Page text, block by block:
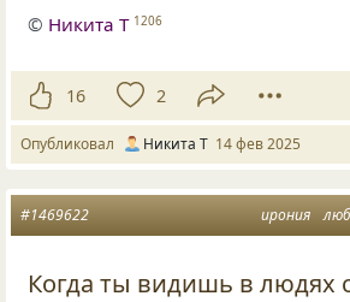
© Никита Т 1206
16 2
Опубликовал Никита Т 14 фев 2025
ирония
#1469622
Когда ты видишь в людях